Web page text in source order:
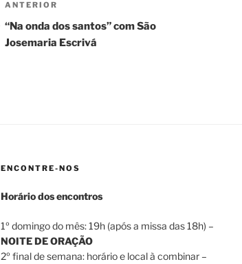
de
Post
Post
anterior
ANTERIOR
“Na onda dos santos” com São
Josemaria Escrivá
ENCONTRE-NOS
Horário dos encontros
1º domingo do mês: 19h (após a missa das 18h) –
NOITE DE ORAÇÃO
2º final de semana: horário e local à combinar –